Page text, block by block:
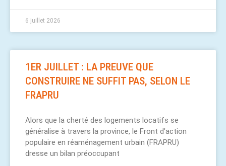
6 juillet 2026
1ER JUILLET : LA PREUVE QUE
CONSTRUIRE NE SUFFIT PAS, SELON LE
FRAPRU
Alors que la cherté des logements locatifs se
généralise à travers la province, le Front d’action
populaire en réaménagement urbain (FRAPRU)
dresse un bilan préoccupant